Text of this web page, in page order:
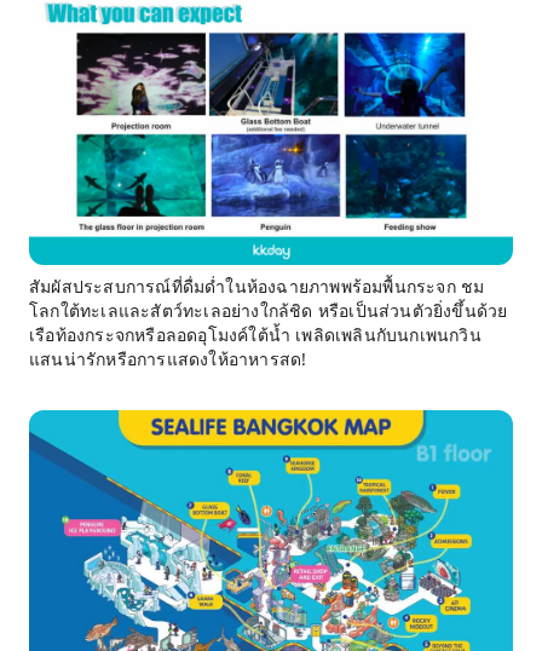
สัมผัสประสบการณ์ที่ดื่มด่ำในห้องฉายภาพพร้อมพื้นกระจก ชม
โลกใต้ทะเลและสัตว์ทะเลอย่างใกล้ชิด หรือเป็นส่วนตัวยิ่งขึ้นด้วย
เรือท้องกระจกหรือลอดอุโมงค์ใต้น้ำ เพลิดเพลินกับนกเพนกวิน
แสนน่ารักหรือการแสดงให้อาหารสด!